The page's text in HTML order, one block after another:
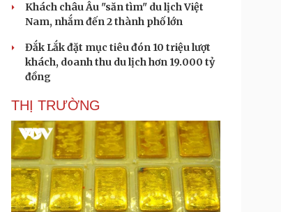
Khách châu Âu "săn tìm" du lịch Việt
Nam, nhắm đến 2 thành phố lớn
Đắk Lắk đặt mục tiêu đón 10 triệu lượt
khách, doanh thu du lịch hơn 19.000 tỷ
đồng
THỊ TRƯỜNG